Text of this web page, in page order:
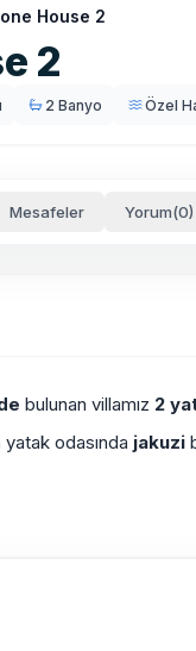
House 2
2
2 Banyo Özel
Mesafeler Yorum(0)
bulunan villamız 2
yatak odasında jakuzi